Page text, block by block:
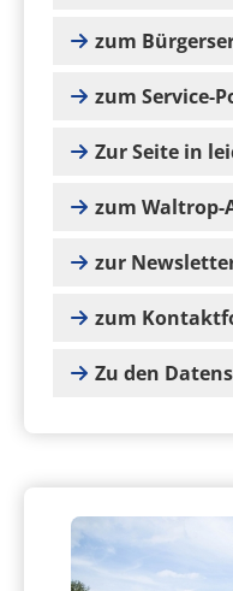
zum
zum Service-
Zur Seite in
zum Waltrop-
zur
zum
Zu den